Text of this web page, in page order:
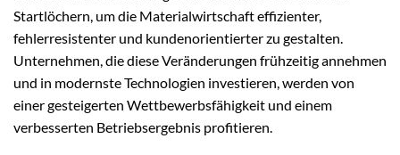
Startlöchern, um die Materialwirtschaft effizienter,
fehlerresistenter und kundenorientierter zu gestalten.
Unternehmen, die diese Veränderungen frühzeitig annehmen
und in modernste Technologien investieren, werden von
einer gesteigerten Wettbewerbsfähigkeit und einem
verbesserten Betriebsergebnis profitieren.